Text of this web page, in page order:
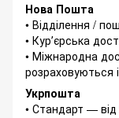
Нова Пошта
• Відділення /
• Курʼєрська
• Міжнародна
розраховуються
Укрпошта
• Стандарт — від